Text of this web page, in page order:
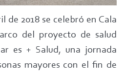
de 2018 se celebró en Cala
del proyecto de salud
es + Salud, una jornada
mayores con el fin de